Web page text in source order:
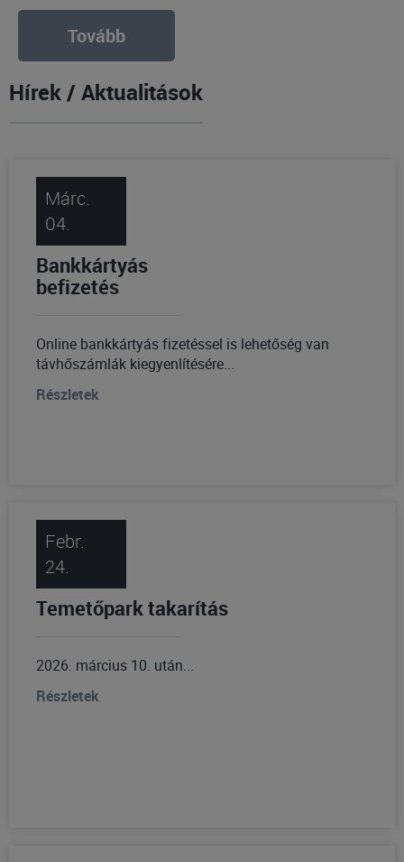
Tovább
Hírek / Aktualitások
Márc.
04.
Bankkártyás
befizetés
Online bankkártyás fizetéssel is lehetőség van
távhőszámlák kiegyenlítésére...
Részletek
Febr.
24.
Temetőpark takarítás
2026. március 10. után...
Részletek